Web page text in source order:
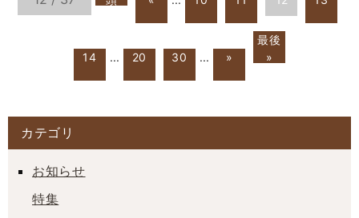
14 ... 20 30 ... »
最後
»
カテゴリ
お知らせ
特集